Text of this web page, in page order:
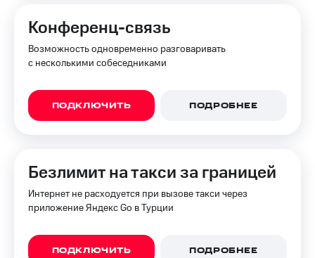
Конференц-связь
Возможность одновременно разговаривать
с несколькими собеседниками
ПОДКЛЮЧИТЬ ПОДРОБНЕЕ
Безлимит на такси за границей
Интернет не расходуется при вызове такси через
приложение Яндекс Go в Турции
ПОДКЛЮЧИТЬ ПОДРОБНЕЕ